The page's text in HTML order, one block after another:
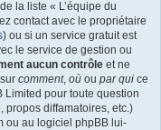
la liste « L’équipe du
contact avec le propriétaire
) ou si un service gratuit est
le service de gestion ou
aucun contrôle et ne
comment, où ou par qui ce
Limited pour toute question
propos diffamatoires, etc.)
ou au logiciel phpBB lui-